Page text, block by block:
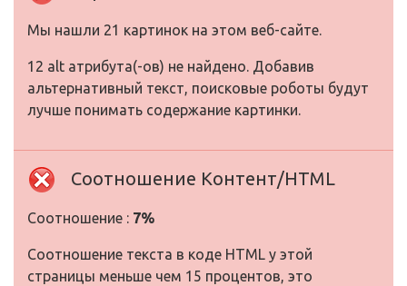
Мы нашли 21 картинок на этом веб-сайте.
12 alt атрибута(-ов) не найдено. Добавив
альтернативный текст, поисковые роботы будут
лучше понимать содержание картинки.
Соотношение Контент/HTML
Соотношение : 7%
Соотношение текста в коде HTML у этой
страницы меньше чем 15 процентов, это